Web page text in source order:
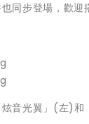
同步登場，歡迎
音光翼」(左)和